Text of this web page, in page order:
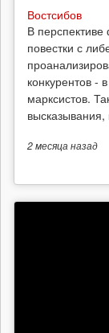
Востсибов
В
повестки с
конкурентов -
марксистов.
2 месяцаназад